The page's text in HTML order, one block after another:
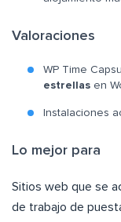
Valoraciones
WP Time
estrellas en
Instalaciones
Lo mejor para
Sitios web que se
de trabajo de